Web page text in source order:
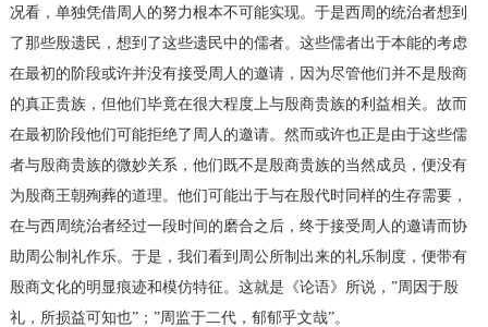
况看，单独凭借周人的努力根本不可能实现。于是西周的统治者想到
了那些殷遗民，想到了这些遗民中的儒者。这些儒者出于本能的考虑
在最初的阶段或许并没有接受周人的邀请，因为尽管他们并不是殷商
的真正贵族，但他们毕竟在很大程度上与殷商贵族的利益相关。故而
在最初阶段他们可能拒绝了周人的邀请。然而或许也正是由于这些儒
者与殷商贵族的微妙关系，他们既不是殷商贵族的当然成员，便没有
为殷商王朝殉葬的道理。他们可能出于与在殷代时同样的生存需要，
在与西周统治者经过一段时间的磨合之后，终于接受周人的邀请而协
助周公制礼作乐。于是，我们看到周公所制出来的礼乐制度，便带有
殷商文化的明显痕迹和模仿特征。这就是《论语》所说，”周因于殷
礼，所损益可知也”；”周监于二代，郁郁乎文哉”。